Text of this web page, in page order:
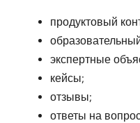
продуктовый
экспертные
кейсы;
отзывы;
ответы на